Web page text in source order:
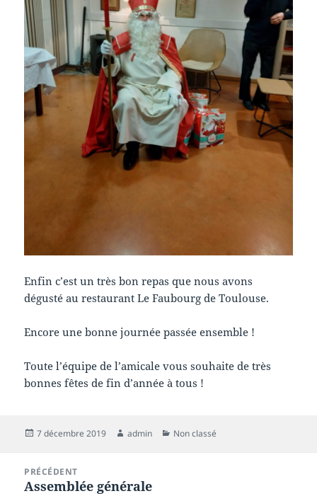
Enfin c’est un très bon repas que nous avons
dégusté au restaurant Le Faubourg de Toulouse.
Encore une bonne journée passée ensemble !
Toute l’équipe de l’amicale vous souhaite de très
bonnes fêtes de fin d’année à tous !
Publié
7 décembre 2019 Auteur
admin Catégories
Non classé
PRÉCÉDENT
Article
Assemblée générale